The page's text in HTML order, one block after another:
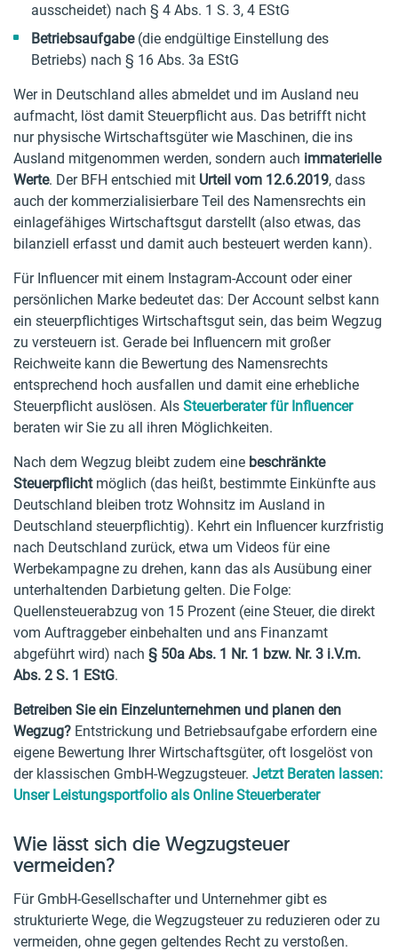
ausscheidet) nach § 4 Abs. 1 S. 3, 4 EStG
Betriebsaufgabe(die endgültige Einstellung des
Betriebs) nach § 16 Abs. 3a EStG
Wer in Deutschland alles abmeldet und im Ausland neu
aufmacht, löst damit Steuerpflicht aus. Das betrifft nicht
nur physische Wirtschaftsgüter wie Maschinen, die ins
Ausland mitgenommen werden, sondern auch immaterielle
Werte. Der BFH entschied mit Urteil vom 12.6.2019, dass
auch der kommerzialisierbare Teil des Namensrechts ein
einlagefähiges Wirtschaftsgut darstellt (also etwas, das
bilanziell erfasst und damit auch besteuert werden kann).
Für Influencer mit einem Instagram-Account oder einer
persönlichen Marke bedeutet das: Der Account selbst kann
ein steuerpflichtiges Wirtschaftsgut sein, das beim Wegzug
zu versteuern ist. Gerade bei Influencern mit großer
Reichweite kann die Bewertung des Namensrechts
entsprechend hoch ausfallen und damit eine erhebliche
Steuerpflicht auslösen. Als Steuerberater für Influencer
beraten wir Sie zu all ihren Möglichkeiten.
Nach dem Wegzug bleibt zudem eine beschränkte
Steuerpflichtmöglich (das heißt, bestimmte Einkünfte aus
Deutschland bleiben trotz Wohnsitz im Ausland in
Deutschland steuerpflichtig). Kehrt ein Influencer kurzfristig
nach Deutschland zurück, etwa um Videos für eine
Werbekampagne zu drehen, kann das als Ausübung einer
unterhaltenden Darbietung gelten. Die Folge:
Quellensteuerabzug von 15 Prozent (eine Steuer, die direkt
vom Auftraggeber einbehalten und ans Finanzamt
abgeführt wird) nach § 50a Abs. 1 Nr. 1 bzw. Nr. 3 i.V.m.
Abs. 2 S. 1 EStG.
Betreiben Sie ein Einzelunternehmen und planen den
Wegzug? Entstrickung und Betriebsaufgabe erfordern eine
eigene Bewertung Ihrer Wirtschaftsgüter, oft losgelöst von
der klassischen GmbH-Wegzugsteuer. Jetzt Beraten lassen:
Unser Leistungsportfolio als Online Steuerberater
Wie lässt sich die Wegzugsteuer
vermeiden?
Für GmbH-Gesellschafter und Unternehmer gibt es
strukturierte Wege, die Wegzugsteuer zu reduzieren oder zu
vermeiden, ohne gegen geltendes Recht zu verstoßen.